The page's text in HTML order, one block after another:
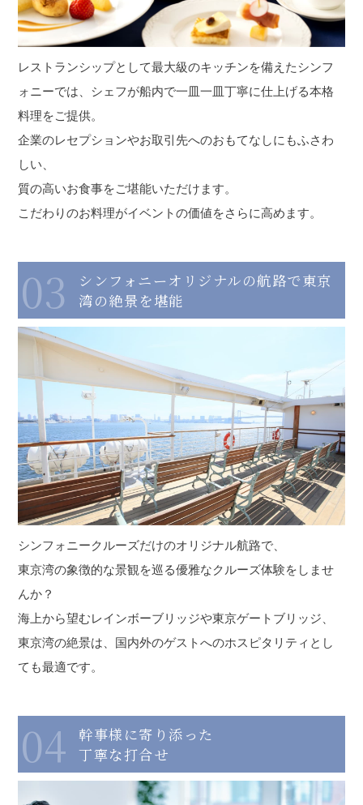
レストランシップとして最大級のキッチンを備えたシンフ
ォニーでは、シェフが船内で一皿一皿丁寧に仕上げる本格
料理をご提供。
企業のレセプションやお取引先へのおもてなしにもふさわ
しい、
質の高いお食事をご堪能いただけます。
こだわりのお料理がイベントの価値をさらに高めます。
03
シンフォニーオリジナルの航路で東京
湾の絶景を堪能
シンフォニークルーズだけのオリジナル航路で、
東京湾の象徴的な景観を巡る優雅なクルーズ体験をしませ
んか？
海上から望むレインボーブリッジや東京ゲートブリッジ、
東京湾の絶景は、国内外のゲストへのホスピタリティとし
ても最適です。
04
幹事様に寄り添った
丁寧な打合せ